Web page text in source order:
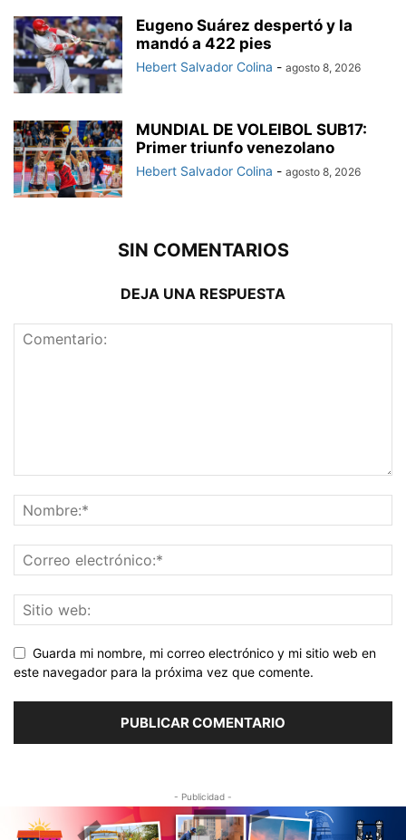
Eugeno Suárez despertó y la
mandó a 422 pies
Hebert Salvador Colina - agosto 8, 2026
MUNDIAL DE VOLEIBOL SUB17:
Primer triunfo venezolano
Hebert Salvador Colina - agosto 8, 2026
SIN COMENTARIOS
DEJA UNA RESPUESTA
Guarda mi nombre, mi correo electrónico y mi sitio web en
este navegador para la próxima vez que comente.
- Publicidad -